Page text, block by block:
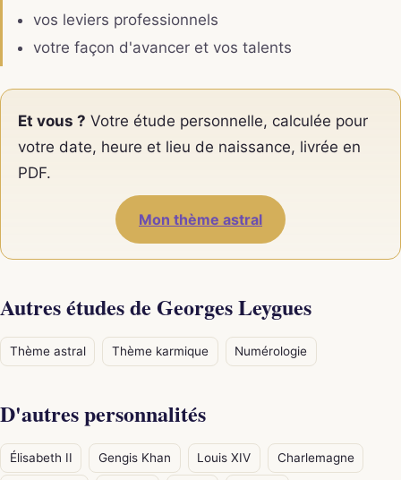
vos leviers professionnels
votre façon d'avancer et vos talents
Et vous ? Votre étude personnelle, calculée pour
votre date, heure et lieu de naissance, livrée en
PDF.
Mon thème astral
Autres études de Georges Leygues
Thème astral Thème karmique Numérologie
D'autres personnalités
Élisabeth II Gengis Khan Louis XIV Charlemagne